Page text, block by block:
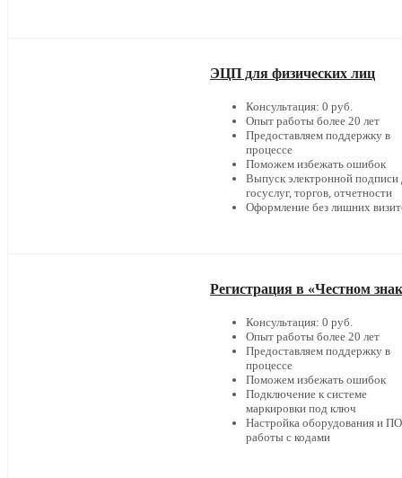
ЭЦП для физических лиц
Консультация: 0 руб.
Опыт работы более 20 лет
Предоставляем поддержку в
процессе
Поможем избежать ошибок
Выпуск электронной подписи
госуслуг, торгов, отчетности
Оформление без лишних
Регистрация в «Честном
Консультация: 0 руб.
Опыт работы более 20 лет
Предоставляем поддержку в
процессе
Поможем избежать ошибок
Подключение к системе
маркировки под ключ
Настройка оборудования и
работы с кодами